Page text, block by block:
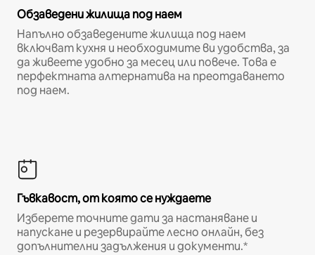
Обзаведени жилища под наем
Напълно обзаведените жилища под наем
включват кухня и необходимите ви удобства, за
да живеете удобно за месец или повече. Това е
перфектната алтернатива на преотдаването
под наем.
Гъвкавост, от която се нуждаете
Изберете точните дати за настаняване и
напускане и резервирайте лесно онлайн, без
допълнителни задължения и документи.*